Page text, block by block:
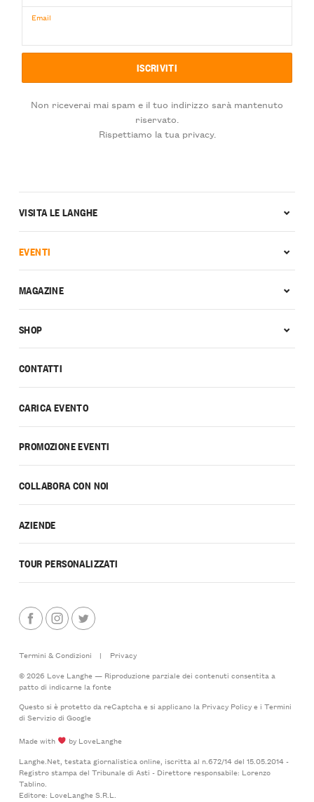
Email
Non riceverai mai spam e il tuo indirizzo sarà mantenuto
riservato.
Rispettiamo la tua privacy.
CONTATTI
CARICA EVENTO
PROMOZIONE EVENTI
COLLABORA CON NOI
AZIENDE
TOUR PERSONALIZZATI
VISITA LE LANGHE
EVENTI
MAGAZINE
SHOP
Termini & Condizioni |
Privacy
© 2026 Love Langhe — Riproduzione parziale dei contenuti consentita a
patto di indicarne la fonte
Questo si è protetto da reCaptcha e si applicano la Privacy Policye i Termini
di Serviziodi Google
Made with
by LoveLanghe
Langhe.Net, testata giornalistica online, iscritta al n.672/14 del 15.05.2014 -
Registro stampa del Tribunale di Asti - Direttore responsabile: Lorenzo
Tablino.
Editore: LoveLanghe S.R.L.